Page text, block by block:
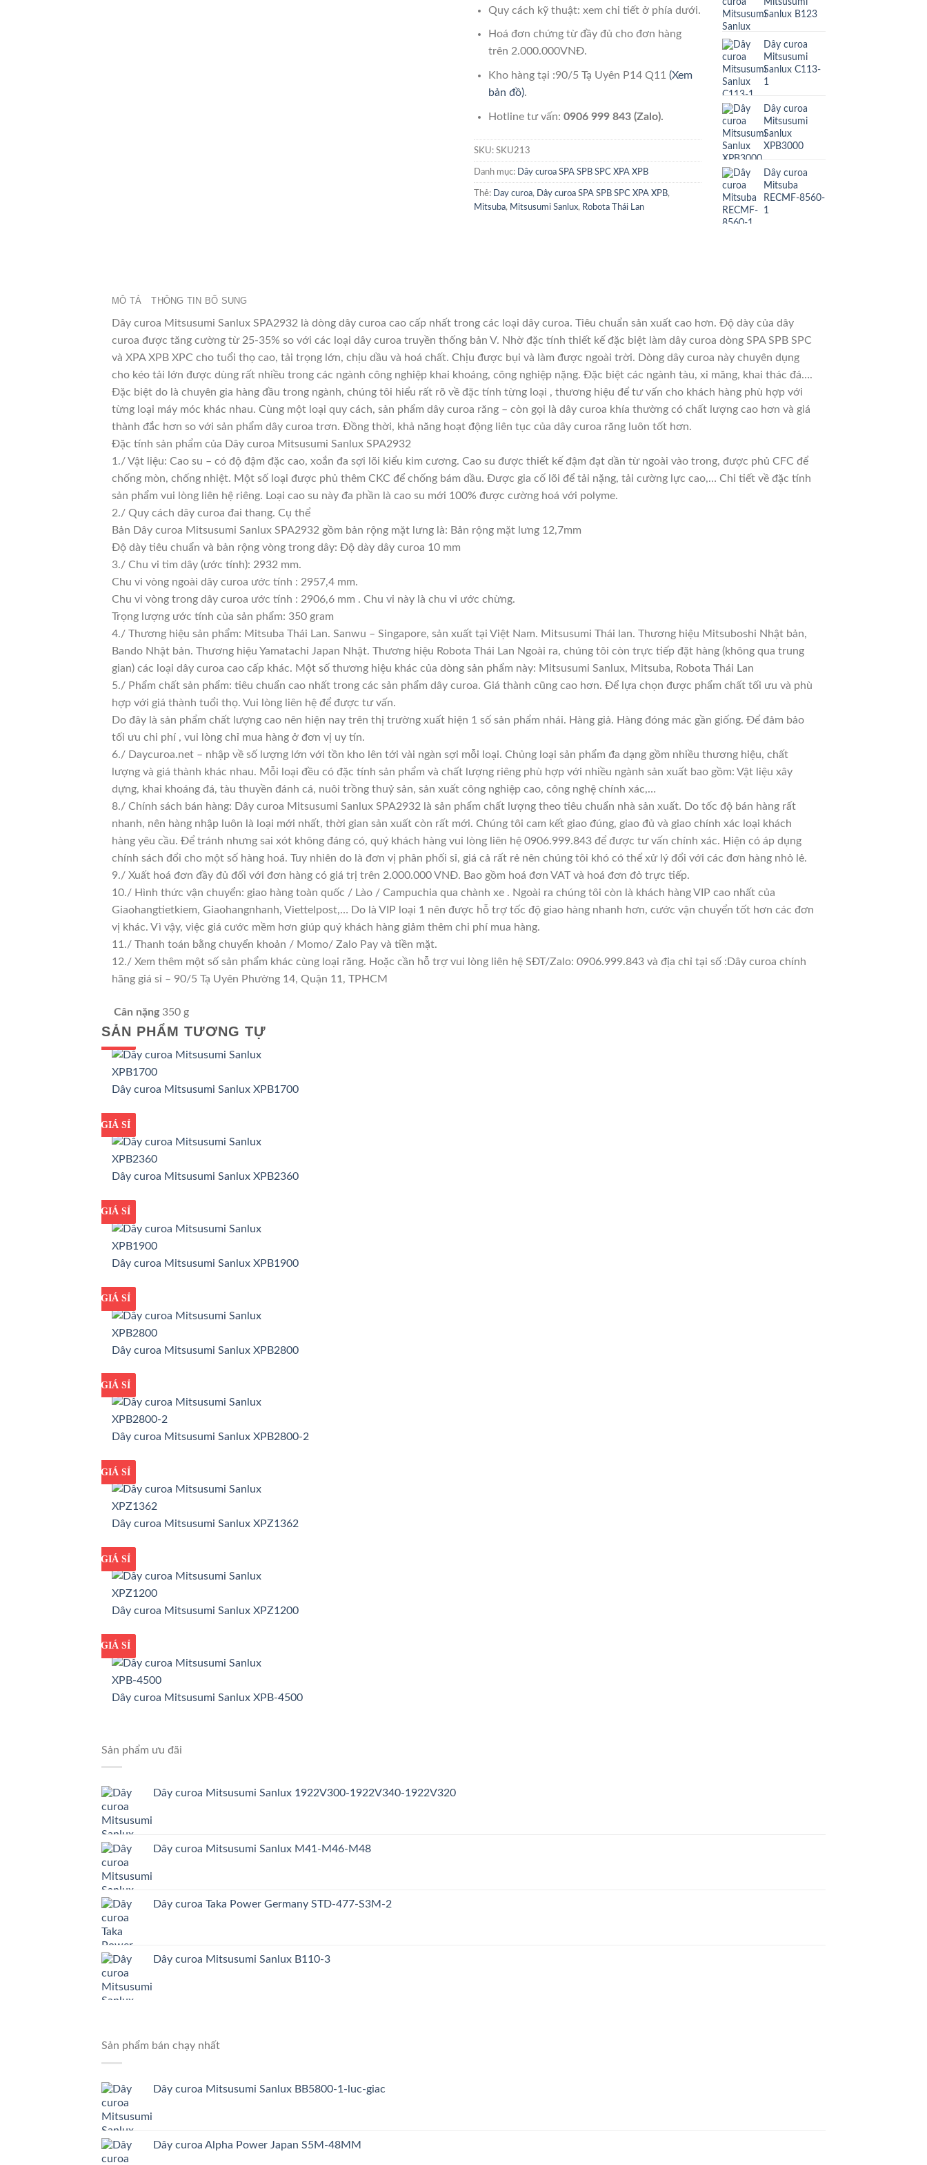
Quy cách kỹ thuật: xem chi tiết ở phía dưới.
Hoá đơn chứng từ đầy đủ cho đơn hàng
trên 2.000.000VNĐ.
Kho hàng tại :90/5 Tạ Uyên P14 Q11 (Xem
bản đồ).
Hotline tư vấn: 0906 999 843 (Zalo).
SKU: SKU213
Danh mục: Dây curoa SPA SPB SPC XPA XPB
Thẻ: Day curoa, Dây curoa SPA SPB SPC XPA XPB,
Mitsuba, Mitsusumi Sanlux, Robota Thái Lan
Sanlux B123
Dây curoa
Mitsusumi
Sanlux C113-
1
Dây curoa
Mitsusumi
Sanlux
XPB3000
Dây curoa
Mitsuba
RECMF-8560-
1
MÔ TẢ THÔNG TIN BỔ SUNG
Dây curoa Mitsusumi Sanlux SPA2932 là dòng dây curoa cao cấp nhất trong các loại dây curoa. Tiêu chuẩn sản xuất cao hơn. Độ dày của dây
curoa được tăng cường từ 25-35% so với các loại dây curoa truyền thống bản V. Nhờ đặc tính thiết kế đặc biệt làm dây curoa dòng SPA SPB SPC
và XPA XPB XPC cho tuổi thọ cao, tải trọng lớn, chịu dầu và hoá chất. Chịu được bụi và làm được ngoài trời. Dòng dây curoa này chuyên dụng
cho kéo tải lớn được dùng rất nhiều trong các ngành công nghiệp khai khoáng, công nghiệp nặng. Đặc biệt các ngành tàu, xi măng, khai thác đá….
Đặc biệt do là chuyên gia hàng đầu trong ngành, chúng tôi hiểu rất rõ về đặc tính từng loại , thương hiệu để tư vấn cho khách hàng phù hợp với
từng loại máy móc khác nhau. Cùng một loại quy cách, sản phẩm dây curoa răng – còn gọi là dây curoa khía thường có chất lượng cao hơn và giá
thành đắc hơn so với sản phẩm dây curoa trơn. Đồng thời, khả năng hoạt động liên tục của dây curoa răng luôn tốt hơn.
Đặc tính sản phẩm của Dây curoa Mitsusumi Sanlux SPA2932
1./ Vật liệu: Cao su – có độ đậm đặc cao, xoắn đa sợi lõi kiểu kim cương. Cao su được thiết kế đậm đạt dần từ ngoài vào trong, được phủ CFC để
chống mòn, chống nhiệt. Một số loại được phủ thêm CKC để chống bám dầu. Được gia cố lõi để tải nặng, tải cường lực cao,… Chi tiết về đặc tính
sản phẩm vui lòng liên hệ riêng. Loại cao su này đa phần là cao su mới 100% được cường hoá với polyme.
2./ Quy cách dây curoa đai thang. Cụ thể
Bản Dây curoa Mitsusumi Sanlux SPA2932 gồm bản rộng mặt lưng là: Bản rộng mặt lưng 12,7mm
Độ dày tiêu chuẩn và bản rộng vòng trong dây: Độ dày dây curoa 10 mm
3./ Chu vi tim dây (ước tính): 2932 mm.
Chu vi vòng ngoài dây curoa ước tính : 2957,4 mm.
Chu vi vòng trong dây curoa ước tính : 2906,6 mm . Chu vi này là chu vi ước chừng.
Trọng lượng ước tính của sản phẩm: 350 gram
4./ Thương hiệu sản phẩm: Mitsuba Thái Lan. Sanwu – Singapore, sản xuất tại Việt Nam. Mitsusumi Thái lan. Thương hiệu Mitsuboshi Nhật bản,
Bando Nhật bản. Thương hiệu Yamatachi Japan Nhật. Thương hiệu Robota Thái Lan Ngoài ra, chúng tôi còn trực tiếp đặt hàng (không qua trung
gian) các loại dây curoa cao cấp khác. Một số thương hiệu khác của dòng sản phẩm này: Mitsusumi Sanlux, Mitsuba, Robota Thái Lan
5./ Phẩm chất sản phẩm: tiêu chuẩn cao nhất trong các sản phẩm dây curoa. Giá thành cũng cao hơn. Để lựa chọn được phẩm chất tối ưu và phù
hợp với giá thành tuổi thọ. Vui lòng liên hệ để được tư vấn.
Do đây là sản phẩm chất lượng cao nên hiện nay trên thị trường xuất hiện 1 số sản phẩm nhái. Hàng giả. Hàng đóng mác gần giống. Để đảm bảo
tối ưu chi phí , vui lòng chỉ mua hàng ở đơn vị uy tín.
6./ Daycuroa.net – nhập về số lượng lớn với tồn kho lên tới vài ngàn sợi mỗi loại. Chủng loại sản phẩm đa dạng gồm nhiều thương hiệu, chất
lượng và giá thành khác nhau. Mỗi loại đều có đặc tính sản phẩm và chất lượng riêng phù hợp với nhiều ngành sản xuất bao gồm: Vật liệu xây
dựng, khai khoáng đá, tàu thuyền đánh cá, nuôi trồng thuỷ sản, sản xuất công nghiệp cao, công nghệ chính xác,…
8./ Chính sách bán hàng: Dây curoa Mitsusumi Sanlux SPA2932 là sản phẩm chất lượng theo tiêu chuẩn nhà sản xuất. Do tốc độ bán hàng rất
nhanh, nên hàng nhập luôn là loại mới nhất, thời gian sản xuất còn rất mới. Chúng tôi cam kết giao đúng, giao đủ và giao chính xác loại khách
hàng yêu cầu. Để tránh nhưng sai xót không đáng có, quý khách hàng vui lòng liên hệ 0906.999.843 để được tư vấn chính xác. Hiện có áp dụng
chính sách đổi cho một số hàng hoá. Tuy nhiên do là đơn vị phân phối sỉ, giá cả rất rẻ nên chúng tôi khó có thể xử lý đổi với các đơn hàng nhỏ lẻ.
9./ Xuất hoá đơn đầy đủ đối với đơn hàng có giá trị trên 2.000.000 VNĐ. Bao gồm hoá đơn VAT và hoá đơn đỏ trực tiếp.
10./ Hình thức vận chuyển: giao hàng toàn quốc / Lào / Campuchia qua chành xe . Ngoài ra chúng tôi còn là khách hàng VIP cao nhất của
Giaohangtietkiem, Giaohangnhanh, Viettelpost,… Do là VIP loại 1 nên được hỗ trợ tốc độ giao hàng nhanh hơn, cước vận chuyển tốt hơn các đơn
vị khác. Vì vậy, việc giá cước mềm hơn giúp quý khách hàng giảm thêm chi phí mua hàng.
11./ Thanh toán bằng chuyển khoản / Momo/ Zalo Pay và tiền mặt.
12./ Xem thêm một số sản phẩm khác cùng loại răng. Hoặc cần hỗ trợ vui lòng liên hệ SĐT/Zalo: 0906.999.843 và địa chỉ tại số :Dây curoa chính
hãng giá sỉ – 90/5 Tạ Uyên Phường 14, Quận 11, TPHCM
Cân nặng 350 g
SẢN PHẨM TƯƠNG TỰ
GIÁ TỐT
GIÁ SỈ
Dây curoa Mitsusumi Sanlux XPB1700
GIÁ TỐT
GIÁ SỈ
Dây curoa Mitsusumi Sanlux XPB2360
GIÁ TỐT
GIÁ SỈ
Dây curoa Mitsusumi Sanlux XPB1900
GIÁ TỐT
GIÁ SỈ
Dây curoa Mitsusumi Sanlux XPB2800
GIÁ TỐT
GIÁ SỈ
Dây curoa Mitsusumi Sanlux XPB2800-2
GIÁ TỐT
GIÁ SỈ
Dây curoa Mitsusumi Sanlux XPZ1362
GIÁ TỐT
GIÁ SỈ
Dây curoa Mitsusumi Sanlux XPZ1200
GIÁ TỐT
GIÁ SỈ
Dây curoa Mitsusumi Sanlux XPB-4500
Sản phẩm ưu đãi
Dây curoa Mitsusumi Sanlux 1922V300-1922V340-1922V320
Dây curoa Mitsusumi Sanlux M41-M46-M48
Dây curoa Taka Power Germany STD-477-S3M-2
Dây curoa Mitsusumi Sanlux B110-3
Sản phẩm bán chạy nhất
Dây curoa Mitsusumi Sanlux BB5800-1-luc-giac
Dây curoa Alpha Power Japan S5M-48MM